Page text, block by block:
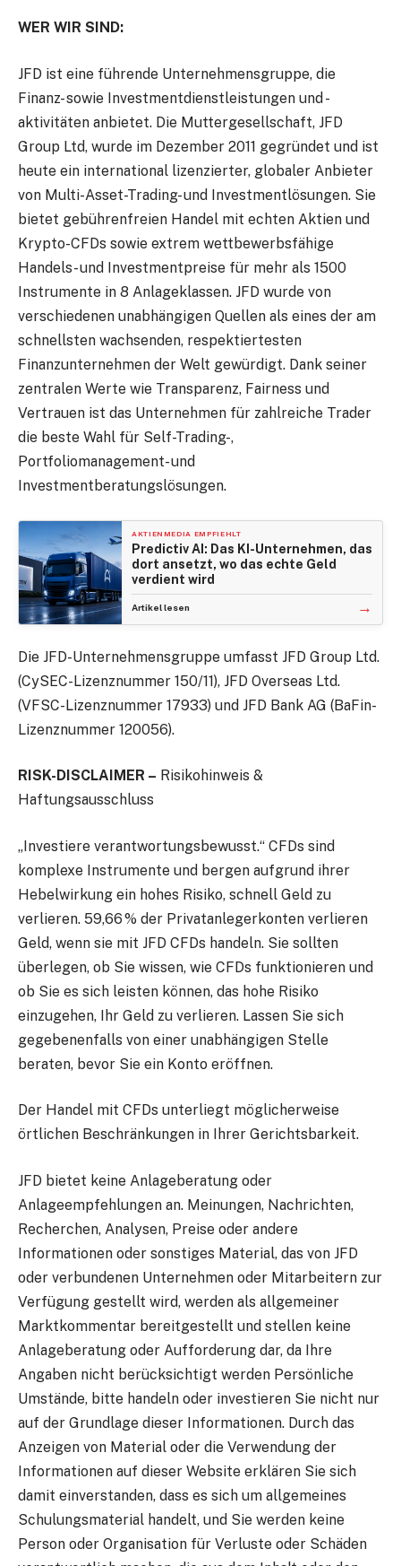
WER WIR SIND:
JFD ist eine führende Unternehmensgruppe, die
Finanz- sowie Investmentdienstleistungen und -
aktivitäten anbietet. Die Muttergesellschaft, JFD
Group Ltd, wurde im Dezember 2011 gegründet und ist
heute ein international lizenzierter, globaler Anbieter
von Multi-Asset-Trading- und Investmentlösungen. Sie
bietet gebührenfreien Handel mit echten Aktien und
Krypto-CFDs sowie extrem wettbewerbsfähige
Handels- und Investmentpreise für mehr als 1500
Instrumente in 8 Anlageklassen. JFD wurde von
verschiedenen unabhängigen Quellen als eines der am
schnellsten wachsenden, respektiertesten
Finanzunternehmen der Welt gewürdigt. Dank seiner
zentralen Werte wie Transparenz, Fairness und
Vertrauen ist das Unternehmen für zahlreiche Trader
die beste Wahl für Self-Trading-,
Portfoliomanagement- und
Investmentberatungslösungen.
AKTIENMEDIA EMPFIEHLT
Predictiv AI: Das KI-Unternehmen, das
dort ansetzt, wo das echte Geld
verdient wird
Artikel lesen →
Die JFD-Unternehmensgruppe umfasst JFD Group Ltd.
(CySEC-Lizenznummer 150/11), JFD Overseas Ltd.
(VFSC-Lizenznummer 17933) und JFD Bank AG (BaFin-
Lizenznummer 120056).
RISK-DISCLAIMER – Risikohinweis &
Haftungsausschluss
„Investiere verantwortungsbewusst.“ CFDs sind
komplexe Instrumente und bergen aufgrund ihrer
Hebelwirkung ein hohes Risiko, schnell Geld zu
verlieren. 59,66 % der Privatanlegerkonten verlieren
Geld, wenn sie mit JFD CFDs handeln. Sie sollten
überlegen, ob Sie wissen, wie CFDs funktionieren und
ob Sie es sich leisten können, das hohe Risiko
einzugehen, Ihr Geld zu verlieren. Lassen Sie sich
gegebenenfalls von einer unabhängigen Stelle
beraten, bevor Sie ein Konto eröffnen.
Der Handel mit CFDs unterliegt möglicherweise
örtlichen Beschränkungen in Ihrer Gerichtsbarkeit.
JFD bietet keine Anlageberatung oder
Anlageempfehlungen an. Meinungen, Nachrichten,
Recherchen, Analysen, Preise oder andere
Informationen oder sonstiges Material, das von JFD
oder verbundenen Unternehmen oder Mitarbeitern zur
Verfügung gestellt wird, werden als allgemeiner
Marktkommentar bereitgestellt und stellen keine
Anlageberatung oder Aufforderung dar, da Ihre
Angaben nicht berücksichtigt werden Persönliche
Umstände, bitte handeln oder investieren Sie nicht nur
auf der Grundlage dieser Informationen. Durch das
Anzeigen von Material oder die Verwendung der
Informationen auf dieser Website erklären Sie sich
damit einverstanden, dass es sich um allgemeines
Schulungsmaterial handelt, und Sie werden keine
Person oder Organisation für Verluste oder Schäden